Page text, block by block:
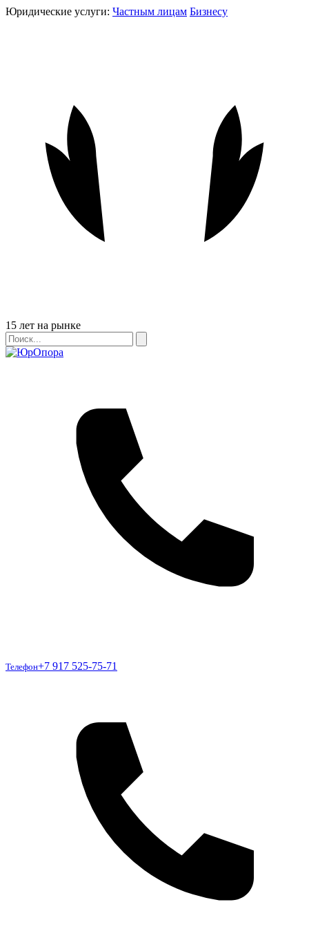
Юридические услуги: Частным лицам Бизнесу
Бейдж
15 лет на рынке
Поиск
Поиск
Телефон
Телефон+7 917 525-75-71